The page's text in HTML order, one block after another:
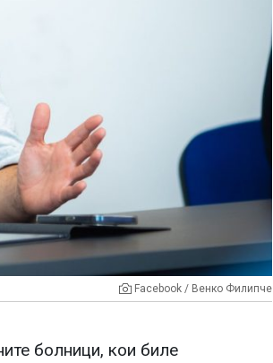
Facebook / Венко Филипче
болници, кои биле